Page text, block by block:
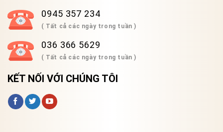
0945 357 234
( Tất cả các ngày trong tuần )
036 366 5629
( Tất cả các ngày trong tuần )
KẾT NỐI VỚI CHÚNG TÔI